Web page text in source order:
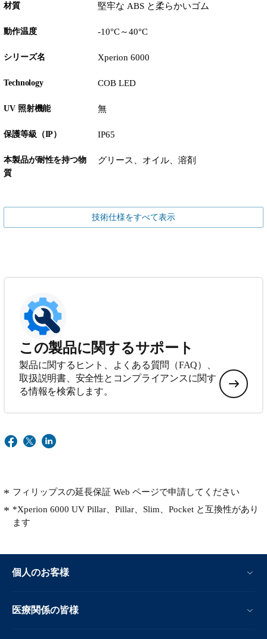
材質 堅牢な ABS と柔らかいゴム
動作温度 -10°C～40°C
シリーズ名 Xperion 6000
Technology COB LED
UV 照射機能 無
保護等級（IP） IP65
本製品が耐性を持つ物
質
グリース、オイル、溶剤
技術仕様をすべて表示
この製品に関するサポート
製品に関するヒント、よくある質問（FAQ）、
取扱説明書、安全性とコンプライアンスに関す
る情報を検索します。
フィリップスの延長保証 Web ページで申請してください
*Xperion 6000 UV Pillar、Pillar、Slim、Pocket と互換性があり
ます
個人のお客様
医療関係の皆様